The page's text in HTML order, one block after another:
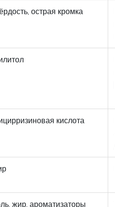
острая кромка
кислота
жир, ароматизаторы